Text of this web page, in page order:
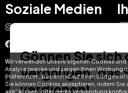
Wir verwenden unsere eigenen Cookies
Analysezwecke und zeigen Ihnen Werbung
Präferenzen, basierend auf Ihren
Sie können Cookies akzeptieren, indem Sie
alle“ klicken, oder deren Verwendung
Soziale Medien
YouTube
TikTok
Gönnen Sie sich
Vergnügen, das
verdienen!